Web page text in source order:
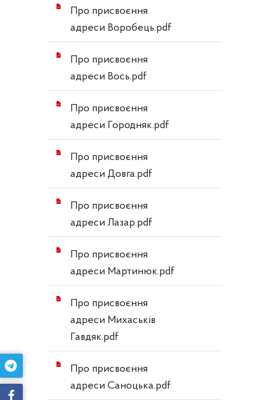
Про присвоєння
адреси Воробець.pdf
Про присвоєння
адреси Вось.pdf
Про присвоєння
адреси Городняк.pdf
Про присвоєння
адреси Довга.pdf
Про присвоєння
адреси Лазар.pdf
Про присвоєння
адреси Мартинюк.pdf
Про присвоєння
адреси Михаськів
Гавдяк.pdf
Про присвоєння
адреси Саноцька.pdf